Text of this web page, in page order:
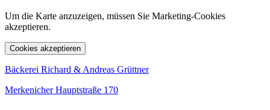
Um die Karte anzuzeigen, müssen Sie Marketing-Cookies
akzeptieren.
Cookies akzeptieren
Bäckerei Richard & Andreas Grüttner
Merkenicher Hauptstraße 170